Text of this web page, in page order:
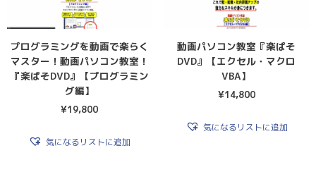
プログラミングを動画で楽らく
マスター！動画パソコン教室！
『楽ぱそDVD』【プログラミン
グ編】
¥19,800
気になるリストに追加
動画パソコン教室『楽ぱそ
DVD』【エクセル・マクロ
VBA】
¥14,800
気になるリストに追加